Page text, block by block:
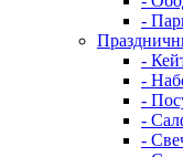
-
-
-
-
-
-